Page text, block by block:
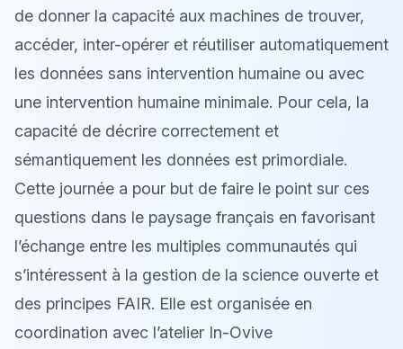
de donner la capacité aux machines de trouver,
accéder, inter-opérer et réutiliser automatiquement
les données sans intervention humaine ou avec
une intervention humaine minimale. Pour cela, la
capacité de décrire correctement et
sémantiquement les données est primordiale.
Cette journée a pour but de faire le point sur ces
questions dans le paysage français en favorisant
l’échange entre les multiples communautés qui
s’intéressent à la gestion de la science ouverte et
des principes FAIR. Elle est organisée en
coordination avec l’atelier In-Ovive